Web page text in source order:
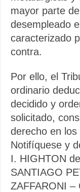
mayor parte
desempleado
caracterizado
contra.
Por ello, el
ordinario
decidido y
solicitado,
derecho en
Notifíquese y
I. HIGHTON
SANTIAGO
ZAFFARONI –